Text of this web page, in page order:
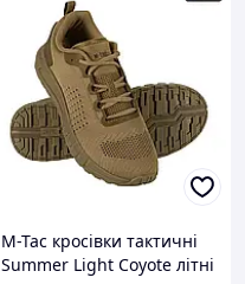
M-Tac кросівки тактичні
Summer Light Coyote літні